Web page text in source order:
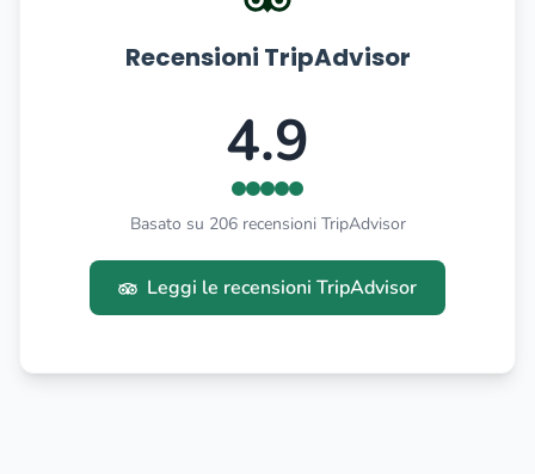
Recensioni TripAdvisor
4.9
Basato su 206 recensioni TripAdvisor
Leggi le recensioni TripAdvisor